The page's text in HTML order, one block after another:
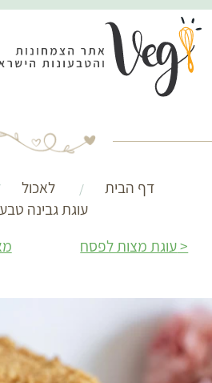
דף הבית לאכול
עוגת גבינה
עוגת מצות לפסח